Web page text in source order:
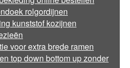
rolgordijnen
kunststof kozijnen
voor extra brede ramen
top down bottom up zonder